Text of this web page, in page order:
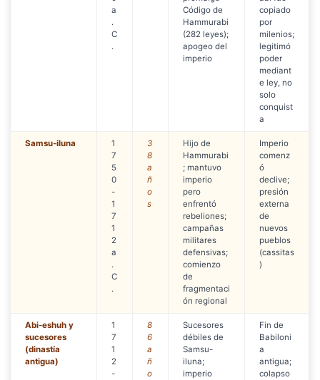
a
.
C
.
Código de
Hammurabi
(282 leyes);
apogeo del
imperio
copiado
por
milenios;
legitimó
poder
mediant
e ley, no
solo
conquist
a
Samsu-iluna
1
7
5
0
-
1
7
1
2
a
.
C
.
3
8
a
ñ
o
s
Hijo de
Hammurabi
; mantuvo
imperio
pero
enfrentó
rebeliones;
campañas
militares
defensivas;
comienzo
de
fragmentaci
ón regional
Imperio
comenz
ó
declive;
presión
externa
de
nuevos
pueblos
(cassitas
)
Abi-eshuh y
sucesores
(dinastía
antigua)
1
7
1
2
-
8
6
a
ñ
o
Sucesores
débiles de
Samsu-
iluna;
imperio
Fin de
Babiloni
a
antigua;
colapso